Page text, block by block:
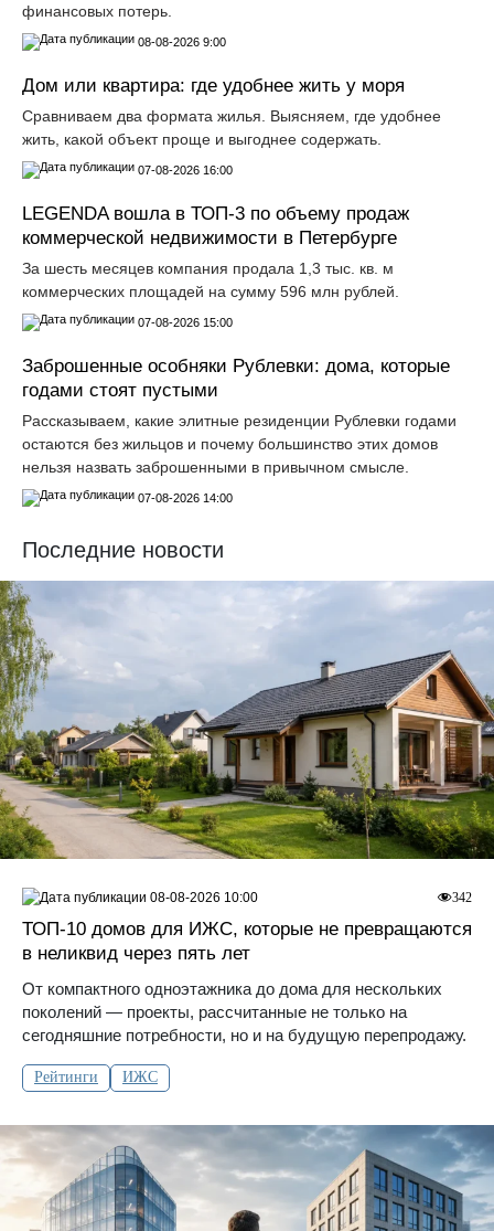
финансовых потерь.
08-08-2026 9:00
Дом или квартира: где удобнее жить у моря
Сравниваем два формата жилья. Выясняем, где удобнее
жить, какой объект проще и выгоднее содержать.
07-08-2026 16:00
LEGENDA вошла в ТОП-3 по объему продаж
коммерческой недвижимости в Петербурге
За шесть месяцев компания продала 1,3 тыс. кв. м
коммерческих площадей на сумму 596 млн рублей.
07-08-2026 15:00
Заброшенные особняки Рублевки: дома, которые
годами стоят пустыми
Рассказываем, какие элитные резиденции Рублевки годами
остаются без жильцов и почему большинство этих домов
нельзя назвать заброшенными в привычном смысле.
07-08-2026 14:00
Последние новости
ТОП-10 домов для ИЖС, которые не превращаются
в неликвид через пять лет
От компактного одноэтажника до дома для нескольких
поколений — проекты, рассчитанные не только на
сегодняшние потребности, но и на будущую перепродажу.
Рейтинги ИЖС
342
08-08-2026 10:00